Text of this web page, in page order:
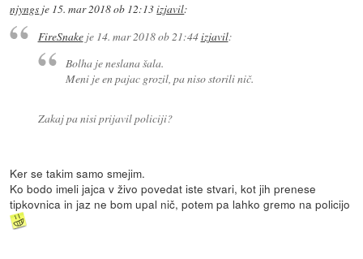
njyngs je 15. mar 2018 ob 12:13izjavil:
FireSnakeje 14. mar 2018 ob 21:44izjavil:
Bolha je neslana šala.
Meni je en pajac grozil, pa niso storili nič.
Zakaj pa nisi prijavil policiji?
Ker se takim samo smejim.
Ko bodo imeli jajca v živo povedat iste stvari, kot jih prenese
tipkovnica in jaz ne bom upal nič, potem pa lahko gremo na policijo